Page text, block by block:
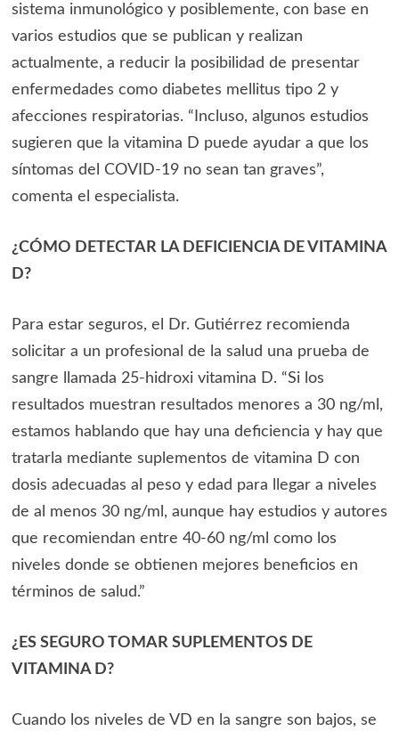
sistema inmunológico y posiblemente, con base en
varios estudios que se publican y realizan
actualmente, a reducir la posibilidad de presentar
enfermedades como diabetes mellitus tipo 2 y
afecciones respiratorias. “Incluso, algunos estudios
sugieren que la vitamina D puede ayudar a que los
síntomas del COVID-19 no sean tan graves”,
comenta el especialista.
¿CÓMO DETECTAR LA DEFICIENCIA DE VITAMINA
D?
Para estar seguros, el Dr. Gutiérrez recomienda
solicitar a un profesional de la salud una prueba de
sangre llamada 25-hidroxi vitamina D. “Si los
resultados muestran resultados menores a 30 ng/ml,
estamos hablando que hay una deficiencia y hay que
tratarla mediante suplementos de vitamina D con
dosis adecuadas al peso y edad para llegar a niveles
de al menos 30 ng/ml, aunque hay estudios y autores
que recomiendan entre 40-60 ng/ml como los
niveles donde se obtienen mejores beneficios en
términos de salud.”
¿ES SEGURO TOMAR SUPLEMENTOS DE
VITAMINA D?
Cuando los niveles de VD en la sangre son bajos, se